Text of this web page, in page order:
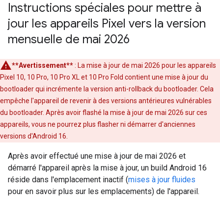
Instructions spéciales pour mettre à
jour les appareils Pixel vers la version
mensuelle de mai 2026
**Avertissement**: La mise à jour de mai 2026 pour les appareils
Pixel 10, 10 Pro, 10 Pro XL et 10 Pro Fold contient une mise à jour du
bootloader qui incrémente la version anti-rollback du bootloader. Cela
empêche l'appareil de revenir à des versions antérieures vulnérables
du bootloader. Après avoir flashé la mise à jour de mai 2026 sur ces
appareils, vous ne pourrez plus flasher ni démarrer d'anciennes
versions d'Android 16.
Après avoir effectué une mise à jour de mai 2026 et
démarré l'appareil après la mise à jour, un build Android 16
réside dans l'emplacement inactif (mises à jour fluides
pour en savoir plus sur les emplacements) de l'appareil.